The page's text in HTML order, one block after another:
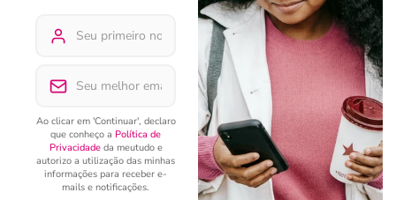
Ao clicar em 'Continuar', declaro
que conheço a Política de
Privacidadeda meutudo e
autorizo a utilização das minhas
informações para receber e-
mails e notificações.